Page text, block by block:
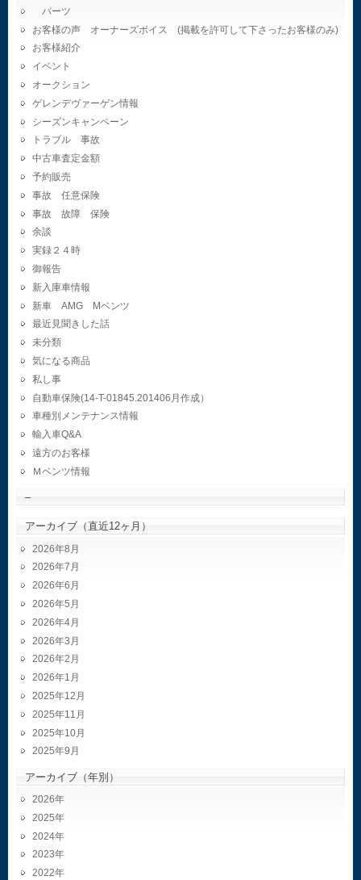
パーツ
お客様の声 オーナーズボイス (掲載を許可して下さったお客様のみ)
お客様紹介
イベント
オークション
ゲレンデヴァーゲン情報
シーズンキャンペーン
トラブル 事故
中古車査定金額
予約販売
事故 任意保険
事故 故障 保険
余談
実録２４時
御報告
新入庫車情報
新車 AMG Mベンツ
最近見聞きした話
未分類
気になる商品
私し事
自動車保険(14-T-01845.201406月作成）
車種別メンテナンス情報
輸入車Q&A
遠方のお客様
Ｍベンツ情報
–
アーカイブ（直近12ヶ月）
2026年8月
2026年7月
2026年6月
2026年5月
2026年4月
2026年3月
2026年2月
2026年1月
2025年12月
2025年11月
2025年10月
2025年9月
アーカイブ（年別）
2026
2025
2024
2023
2022